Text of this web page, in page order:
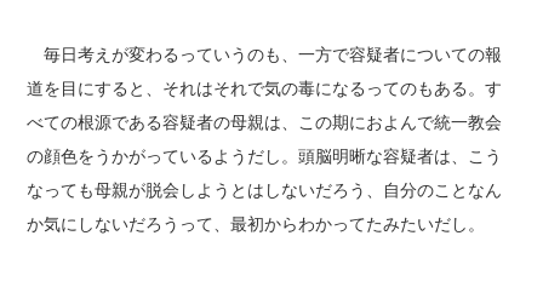
毎日考えが変わるっていうのも、一方で容疑者についての報
道を目にすると、それはそれで気の毒になるってのもある。す
べての根源である容疑者の母親は、この期におよんで統一教会
の顔色をうかがっているようだし。頭脳明晰な容疑者は、こう
なっても母親が脱会しようとはしないだろう、自分のことなん
か気にしないだろうって、最初からわかってたみたいだし。